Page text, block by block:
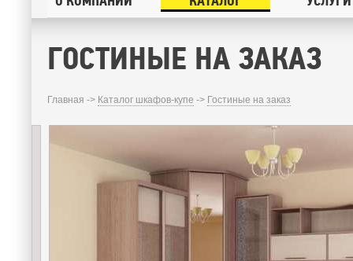
ГОСТИНЫЕ НА ЗАКАЗ
Главная -> Каталог шкафов-купе -> Гостиные на заказ